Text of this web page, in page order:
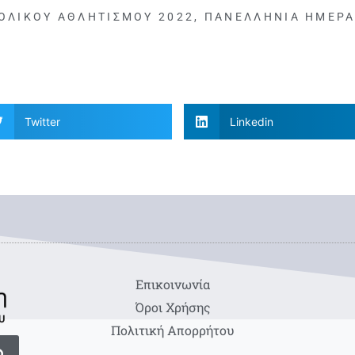
ΑΘΛΗΤΙΣΜΟΎ 2022, ΠΑΝΕΛΛΉΝΙΑ
Twitter Linkedin
Eπικοινωνία
Όροι Χρήσης
Πολιτική Απορρήτου